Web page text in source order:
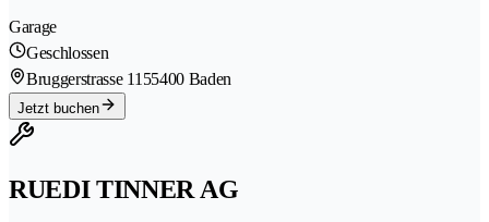
Garage
Geschlossen
Bruggerstrasse 1155400 Baden
Jetzt buchen
RUEDI TINNER AG